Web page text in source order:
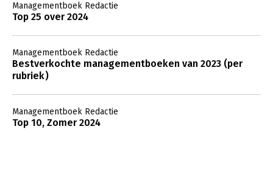
Managementboek Redactie
Top 25 over 2024
Managementboek Redactie
Bestverkochte managementboeken van 2023 (per
rubriek)
Managementboek Redactie
Top 10, Zomer 2024